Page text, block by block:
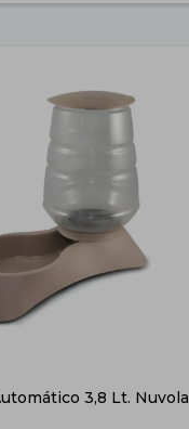
3,8 Lt. Nuvola